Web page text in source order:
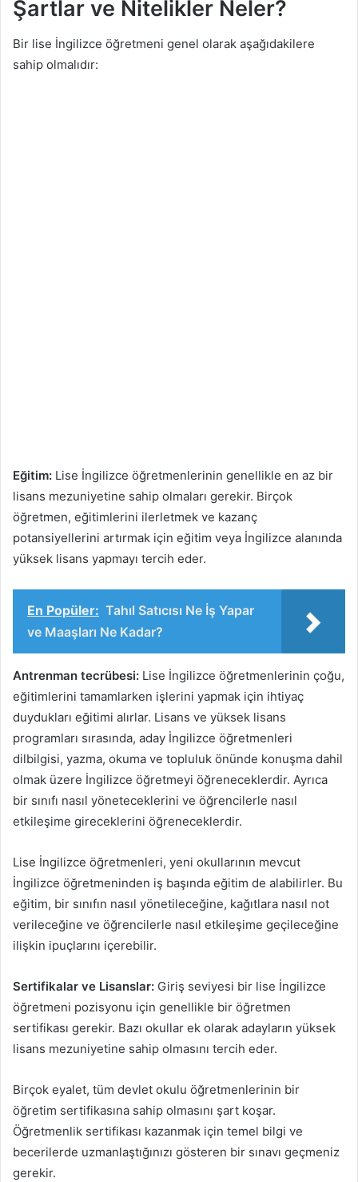
Şartlar ve Nitelikler Neler?
Bir lise İngilizce öğretmeni genel olarak aşağıdakilere
sahip olmalıdır:
Eğitim: Lise İngilizce öğretmenlerinin genellikle en az bir
lisans mezuniyetine sahip olmaları gerekir. Birçok
öğretmen, eğitimlerini ilerletmek ve kazanç
potansiyellerini artırmak için eğitim veya İngilizce alanında
yüksek lisans yapmayı tercih eder.
En Popüler: Tahıl Satıcısı Ne İş Yapar
ve Maaşları Ne Kadar?
Antrenman tecrübesi: Lise İngilizce öğretmenlerinin çoğu,
eğitimlerini tamamlarken işlerini yapmak için ihtiyaç
duydukları eğitimi alırlar. Lisans ve yüksek lisans
programları sırasında, aday İngilizce öğretmenleri
dilbilgisi, yazma, okuma ve topluluk önünde konuşma dahil
olmak üzere İngilizce öğretmeyi öğreneceklerdir. Ayrıca
bir sınıfı nasıl yöneteceklerini ve öğrencilerle nasıl
etkileşime gireceklerini öğreneceklerdir.
Lise İngilizce öğretmenleri, yeni okullarının mevcut
İngilizce öğretmeninden iş başında eğitim de alabilirler. Bu
eğitim, bir sınıfın nasıl yönetileceğine, kağıtlara nasıl not
verileceğine ve öğrencilerle nasıl etkileşime geçileceğine
ilişkin ipuçlarını içerebilir.
Sertifikalar ve Lisanslar: Giriş seviyesi bir lise İngilizce
öğretmeni pozisyonu için genellikle bir öğretmen
sertifikası gerekir. Bazı okullar ek olarak adayların yüksek
lisans mezuniyetine sahip olmasını tercih eder.
Birçok eyalet, tüm devlet okulu öğretmenlerinin bir
öğretim sertifikasına sahip olmasını şart koşar.
Öğretmenlik sertifikası kazanmak için temel bilgi ve
becerilerde uzmanlaştığınızı gösteren bir sınavı geçmeniz
gerekir.